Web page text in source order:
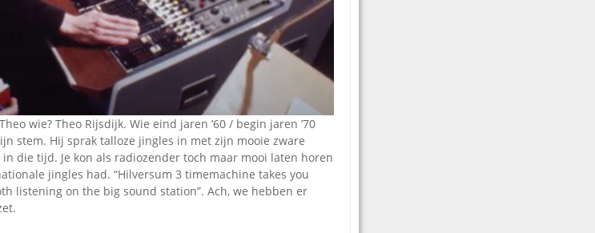
wie? Theo Rijsdijk. Wie eind jaren ’60 / begin jaren ’70
stem. Hij sprak talloze jingles in met zijn mooie zware
die tijd. Je kon als radiozender toch maar mooi laten horen
jingles had. “Hilversum 3 timemachine takes you
listening on the big sound station”. Ach, we hebben er